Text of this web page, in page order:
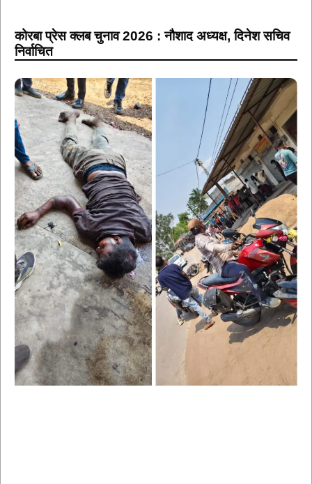
कोरबा प्रेस क्लब चुनाव 2026 : नौशाद अध्यक्ष, दिनेश सचिव
निर्वाचित